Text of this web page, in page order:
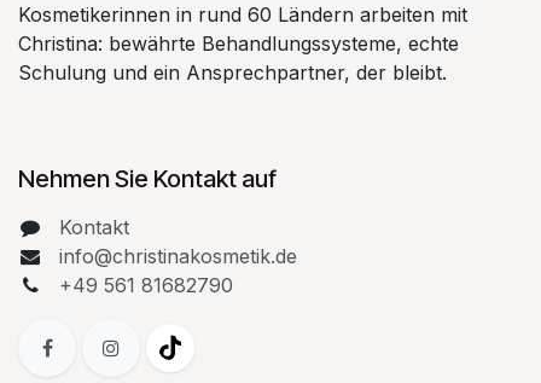
Kosmetikerinnen in rund 60 Ländern arbeiten mit
Christina: bewährte Behandlungssysteme, echte
Schulung und ein Ansprechpartner, der bleibt.
Nehmen Sie Kontakt auf
Kontakt
info@christinakosmetik.de
+49 561 81682790